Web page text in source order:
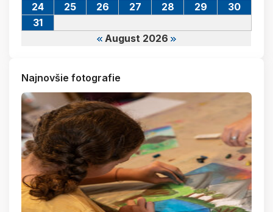
August 2026
24
25 26 27 28 29
30
31
Najnovšie fotografie